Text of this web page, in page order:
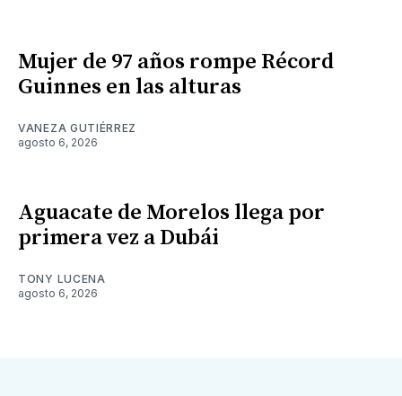
Mujer de 97 años rompe Récord
Guinnes en las alturas
VANEZA GUTIÉRREZ
agosto 6, 2026
Aguacate de Morelos llega por
primera vez a Dubái
TONY LUCENA
agosto 6, 2026